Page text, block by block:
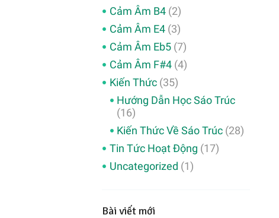
Cảm Âm B4(2)
Cảm Âm E4(3)
Cảm Âm Eb5(7)
Cảm Âm F#4(4)
Kiến Thức(35)
Hướng Dẫn Học Sáo Trúc
(16)
Kiến Thức Về Sáo Trúc (28)
Tin Tức Hoạt Động (17)
Uncategorized (1)
Bài viết mới